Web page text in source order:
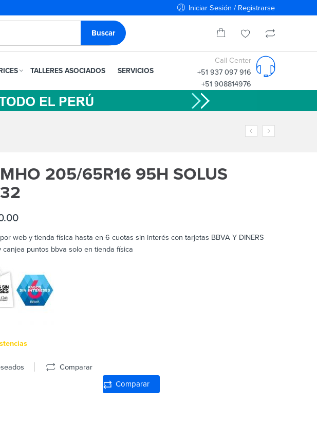
Iniciar Sesión / Registrarse
TALLERES ASOCIADOS SERVICIOS
Call Center
+51 937 097 916
+51 908814976
205/65R16 95H SOLUS
web y tienda física hasta en 6 cuotas sin interés con tarjetas BBVA Y DINERS
canjea puntos bbva solo en tienda física
Comparar
Comparar